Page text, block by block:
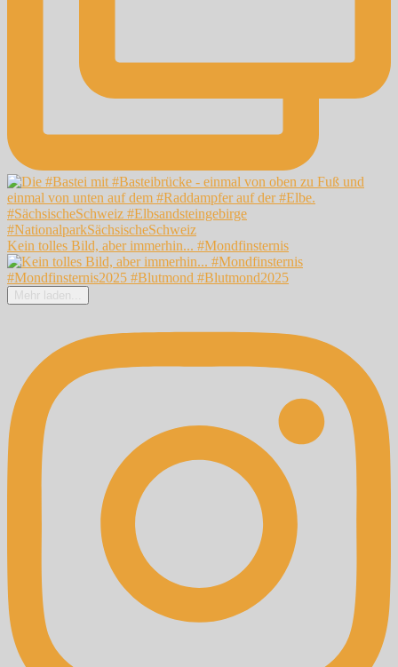
Kein tolles Bild, aber immerhin... #Mondfinsternis
Mehr laden...